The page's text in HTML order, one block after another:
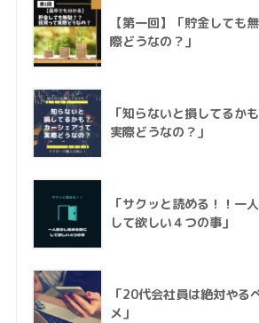
【第一回】「貯金しても
際どうなの？」
「知らないと損してるか
実際どうなの？」
「サクッと読める！！一
して欲しい４つの事」
「20代会社員は絶対やる
メ」